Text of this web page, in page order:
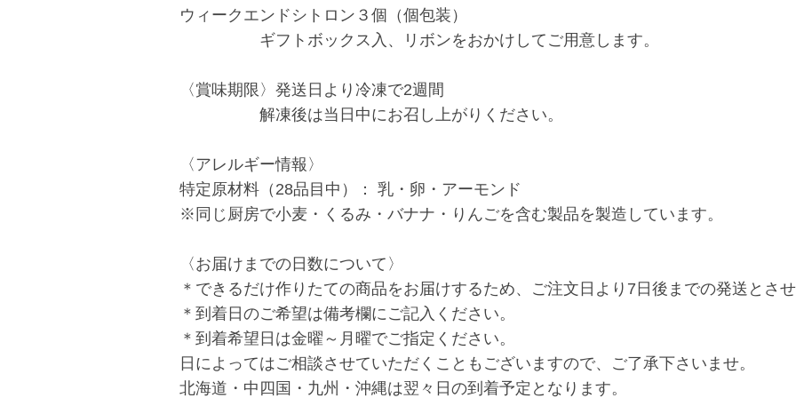
ウィークエンドシトロン３個（個包装）
ギフトボックス入、リボンをおかけしてご用意します。
〈賞味期限〉発送日より冷凍で2週間
解凍後は当日中にお召し上がりください。
〈アレルギー情報〉
特定原材料（28品目中）： 乳・卵・アーモンド
※同じ厨房で小麦・くるみ・バナナ・りんごを含む製品を製造しています。
〈お届けまでの日数について〉
＊できるだけ作りたての商品をお届けするため、ご注文日より7日後までの発送とさ
＊到着日のご希望は備考欄にご記入ください。
＊到着希望日は金曜～月曜でご指定ください。
日によってはご相談させていただくこともございますので、ご了承下さいませ。
北海道・中四国・九州・沖縄は翌々日の到着予定となります。